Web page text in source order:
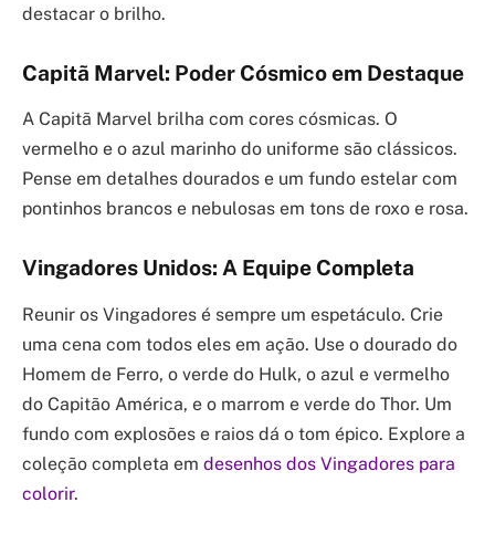
destacar o brilho.
Capitã Marvel: Poder Cósmico em Destaque
A Capitã Marvel brilha com cores cósmicas. O
vermelho e o azul marinho do uniforme são clássicos.
Pense em detalhes dourados e um fundo estelar com
pontinhos brancos e nebulosas em tons de roxo e rosa.
Vingadores Unidos: A Equipe Completa
Reunir os Vingadores é sempre um espetáculo. Crie
uma cena com todos eles em ação. Use o dourado do
Homem de Ferro, o verde do Hulk, o azul e vermelho
do Capitão América, e o marrom e verde do Thor. Um
fundo com explosões e raios dá o tom épico. Explore a
coleção completa em desenhos dos Vingadores para
colorir.